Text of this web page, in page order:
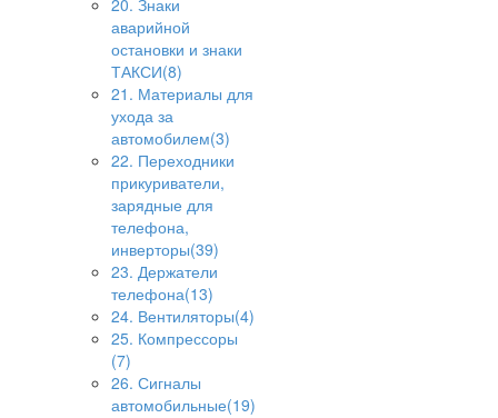
20. Знаки
аварийной
остановки и знаки
ТАКСИ(8)
21. Материалы для
ухода за
автомобилем(3)
22. Переходники
прикуриватели,
зарядные для
телефона,
инверторы(39)
23. Держатели
телефона(13)
24. Вентиляторы(4)
25. Компрессоры
(7)
26. Сигналы
автомобильные(19)